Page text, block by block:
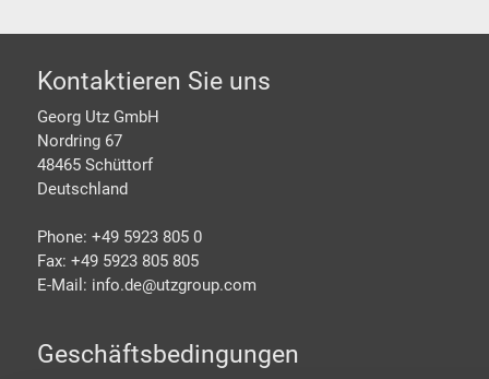
Footer
Kontaktieren Sie uns
Georg Utz GmbH
Nordring 67
48465 Schüttorf
Deutschland
Phone: +49 5923 805 0
Fax: +49 5923 805 805
E-Mail: info.de@utzgroup.com
Geschäftsbedingungen